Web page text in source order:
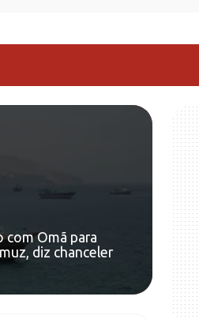
com Omã para
diz chanceler